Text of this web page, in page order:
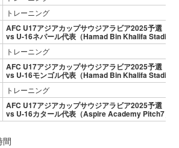
トレーニング
AFC U17アジアカップサウジアラビア2025予選 グ
vs U-16ネパール代表（Hamad Bin Khalifa Stadium
トレーニング
AFC U17アジアカップサウジアラビア2025予選 グ
vs U-16モンゴル代表（Hamad Bin Khalifa Stadium
トレーニング
AFC U17アジアカップサウジアラビア2025予選 グ
vs U-16カタール代表（Aspire Academy Pitch7）
間